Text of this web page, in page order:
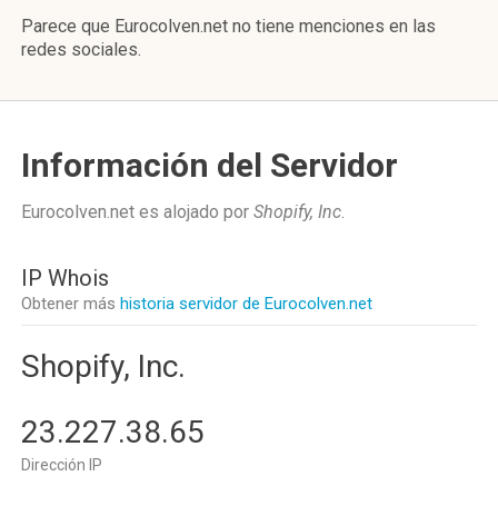
Parece que Eurocolven.net no tiene menciones en las
redes sociales.
Información del Servidor
Eurocolven.net es alojado por Shopify, Inc.
IP Whois
Obtener más historia servidor de Eurocolven.net
Shopify, Inc.
23.227.38.65
Dirección IP